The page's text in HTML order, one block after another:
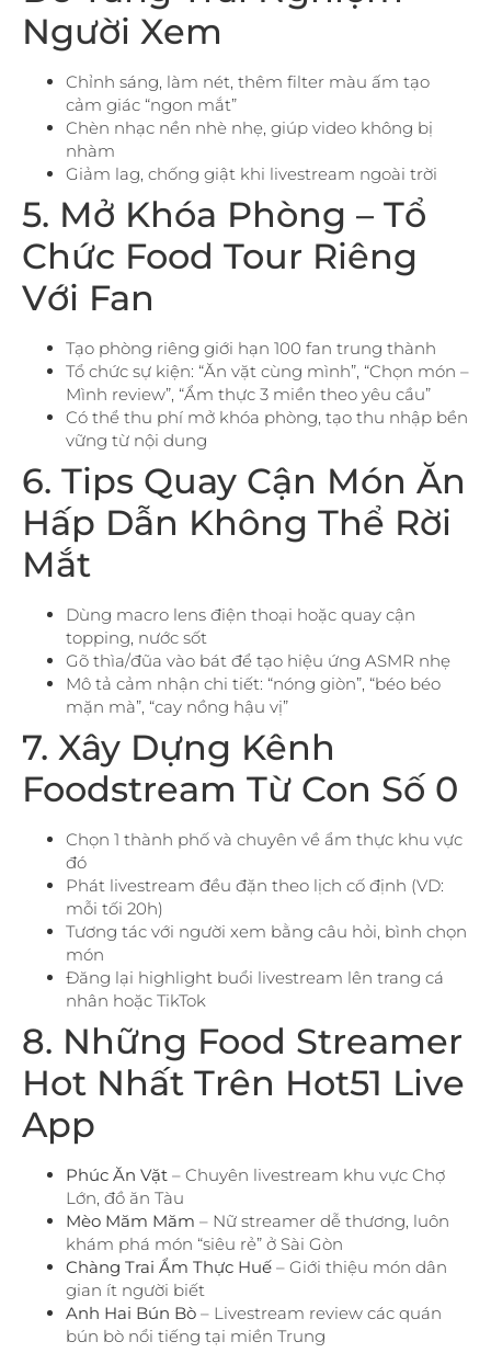
Người Xem
Chỉnh sáng, làm nét, thêm filter màu ấm tạo
cảm giác “ngon mắt”
Chèn nhạc nền nhè nhẹ, giúp video không bị
nhàm
Giảm lag, chống giật khi livestream ngoài trời
5. Mở Khóa Phòng – Tổ
Chức Food Tour Riêng
Với Fan
Tạo phòng riêng giới hạn 100 fan trung thành
Tổ chức sự kiện: “Ăn vặt cùng mình”, “Chọn món –
Mình review”, “Ẩm thực 3 miền theo yêu cầu”
Có thể thu phí mở khóa phòng, tạo thu nhập bền
vững từ nội dung
6. Tips Quay Cận Món Ăn
Hấp Dẫn Không Thể Rời
Mắt
Dùng macro lens điện thoại hoặc quay cận
topping, nước sốt
Gõ thìa/đũa vào bát để tạo hiệu ứng ASMR nhẹ
Mô tả cảm nhận chi tiết: “nóng giòn”, “béo béo
mặn mà”, “cay nồng hậu vị”
7. Xây Dựng Kênh
Foodstream Từ Con Số 0
Chọn 1 thành phố và chuyên về ẩm thực khu vực
đó
Phát livestream đều đặn theo lịch cố định (VD:
mỗi tối 20h)
Tương tác với người xem bằng câu hỏi, bình chọn
món
Đăng lại highlight buổi livestream lên trang cá
nhân hoặc TikTok
8. Những Food Streamer
Hot Nhất Trên Hot51 Live
App
Phúc Ăn Vặt – Chuyên livestream khu vực Chợ
Lớn, đồ ăn Tàu
Mèo Măm Măm – Nữ streamer dễ thương, luôn
khám phá món “siêu rẻ” ở Sài Gòn
Chàng Trai Ẩm Thực Huế – Giới thiệu món dân
gian ít người biết
Anh Hai Bún Bò – Livestream review các quán
bún bò nổi tiếng tại miền Trung